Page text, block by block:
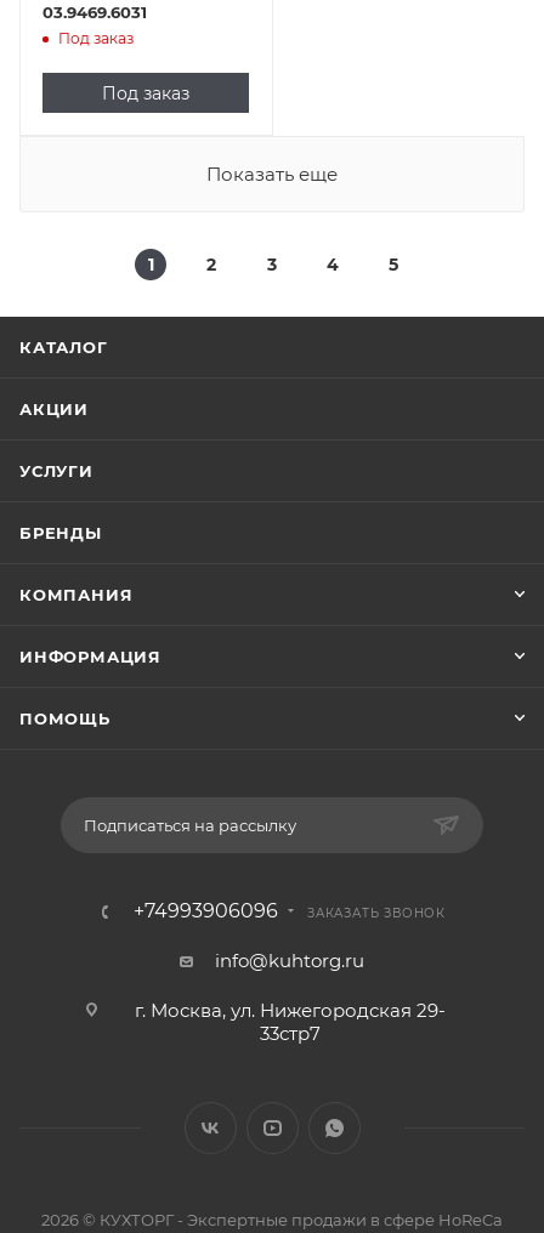
03.9469.6031
Под заказ
Под заказ
Показать еще
1 2 3 4 5
КАТАЛОГ
АКЦИИ
УСЛУГИ
БРЕНДЫ
КОМПАНИЯ
ИНФОРМАЦИЯ
ПОМОЩЬ
Подписаться на рассылку
+74993906096 ЗАКАЗАТЬ ЗВОНОК
info@kuhtorg.ru
г. Москва, ул. Нижегородская 29-
33стр7
2026 © КУХТОРГ - Экспертные продажи в сфере HoReCa